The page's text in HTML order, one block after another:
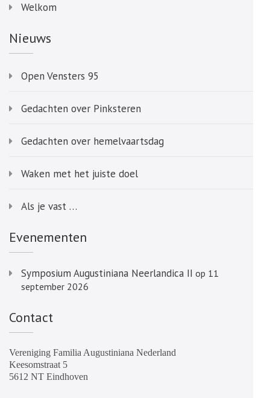
Welkom
Nieuws
Open Vensters 95
Gedachten over Pinksteren
Gedachten over hemelvaartsdag
Waken met het juiste doel
Als je vast …
Evenementen
Symposium Augustiniana Neerlandica II op 11
september 2026
Contact
Vereniging Familia Augustiniana Nederland
Keesomstraat 5
5612 NT Eindhoven